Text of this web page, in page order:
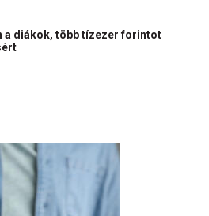
a diákok, több tízezer forintot